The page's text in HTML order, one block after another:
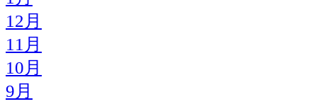
12月
11月
10月
9月